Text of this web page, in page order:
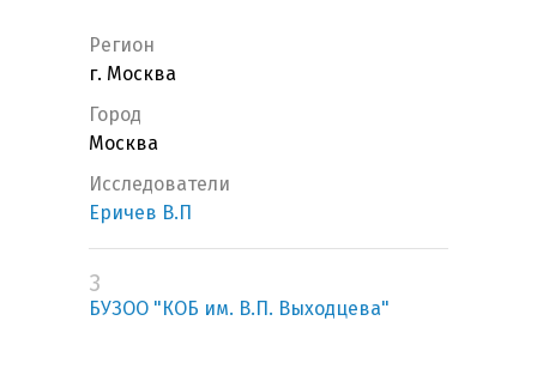
Регион
г. Москва
Город
Москва
Исследователи
Еричев В.П
3
БУЗОО "КОБ им. В.П. Выходцева"